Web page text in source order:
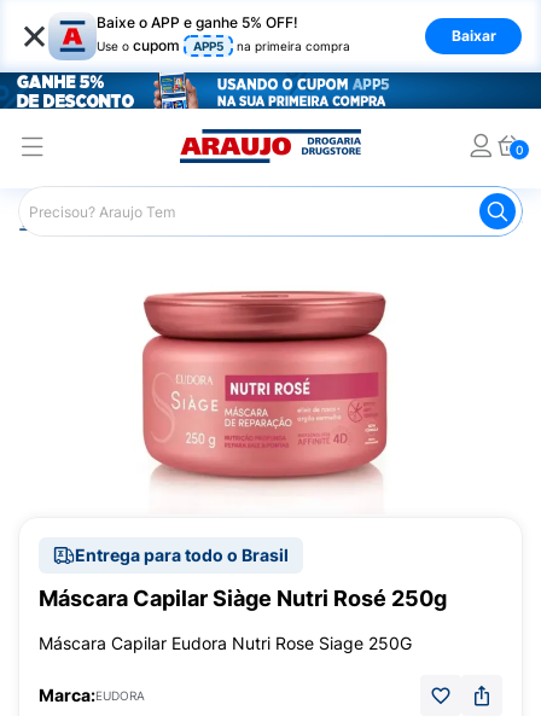
× Baixe o APP e ganhe 5% OFF!
Use o cupom APP5 na primeira compra
Baixar
0
Araujo Cabelo Máscaras
Entrega para todo o Brasil
Máscara Capilar Siàge Nutri Rosé 250g
Máscara Capilar Eudora Nutri Rose Siage 250G
Marca:EUDORA